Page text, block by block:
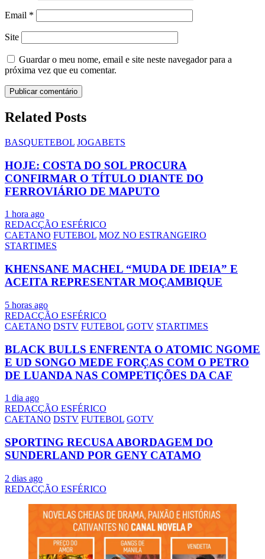
Email *
Site
Guardar o meu nome, email e site neste navegador para a
próxima vez que eu comentar.
Related Posts
BASQUETEBOL JOGABETS
HOJE: COSTA DO SOL PROCURA
CONFIRMAR O TÍTULO DIANTE DO
FERROVIÁRIO DE MAPUTO
1 hora ago
REDACÇÃO ESFÉRICO
CAETANO FUTEBOL MOZ NO ESTRANGEIRO
STARTIMES
KHENSANE MACHEL “MUDA DE IDEIA” E
ACEITA REPRESENTAR MOÇAMBIQUE
5 horas ago
REDACÇÃO ESFÉRICO
CAETANO DSTV FUTEBOL GOTV STARTIMES
BLACK BULLS ENFRENTA O ATOMIC NGOME
E UD SONGO MEDE FORÇAS COM O PETRO
DE LUANDA NAS COMPETIÇÕES DA CAF
1 dia ago
REDACÇÃO ESFÉRICO
CAETANO DSTV FUTEBOL GOTV
SPORTING RECUSA ABORDAGEM DO
SUNDERLAND POR GENY CATAMO
2 dias ago
REDACÇÃO ESFÉRICO